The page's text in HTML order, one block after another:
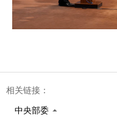
相关链接：
中央部委